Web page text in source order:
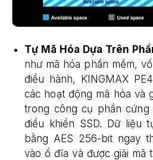
Tự Mã Hóa Dựa Trên
như mã hóa phần mềm,
điều hành, KINGMAX
các hoạt động mã hóa và
trong công cụ phần
điều khiển SSD. Dữ liệu
bằng AES 256-bit ngay
vào ổ đĩa và được giải mã